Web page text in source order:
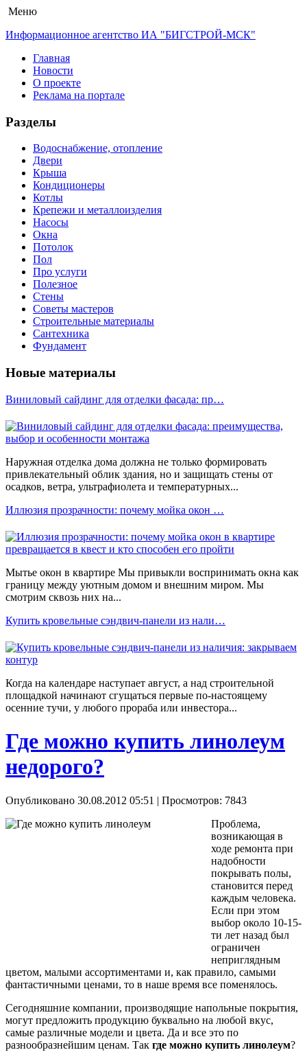
Меню
Информационное агентство ИА "БИГСТРОЙ-МСК"
Главная
Новости
О проекте
Реклама на портале
Разделы
Водоснабжение, отопление
Двери
Крыша
Кондиционеры
Котлы
Крепежи и металлоизделия
Насосы
Окна
Потолок
Пол
Про услуги
Полезное
Стены
Советы мастеров
Строительные материалы
Сантехника
Фундамент
Новые материалы
Виниловый сайдинг для отделки фасада: пр…
Наружная отделка дома должна не только формировать
привлекательный облик здания, но и защищать стены от
осадков, ветра, ультрафиолета и температурных...
Иллюзия прозрачности: почему мойка окон …
Мытье окон в квартире Мы привыкли воспринимать окна как
границу между уютным домом и внешним миром. Мы
смотрим сквозь них на...
Купить кровельные сэндвич-панели из нали…
Когда на календаре наступает август, а над строительной
площадкой начинают сгущаться первые по-настоящему
осенние тучи, у любого прораба или инвестора...
Где можно купить линолеум
недорого?
Опубликовано 30.08.2012 05:51 | Просмотров: 7843
Проблема,
возникающая в
ходе ремонта при
надобности
покрывать полы,
становится перед
каждым человека.
Если при этом
выбор около 10-15-
ти лет назад был
ограничен
неприглядным
цветом, малыми ассортиментами и, как правило, самыми
фантастичными ценами, то в наше время все поменялось.
Сегодняшние компании, производящие напольные покрытия,
могут предложить продукцию буквально на любой вкус,
самые различные модели и цвета. Да и все это по
разнообразнейшим ценам. Так где можно купить линолеум?